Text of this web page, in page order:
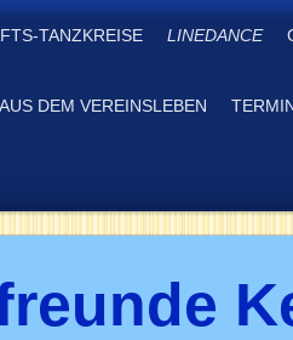
TANZKREISE LINEDANCE
AUS DEM VEREINSLEBEN